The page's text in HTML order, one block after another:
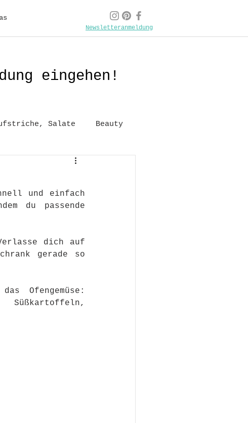
Newsletteranmeldung
eingehen!
Salate Beauty
und einfach
du passende
dich auf
gerade so
Ofengemüse:
Süßkartoffeln,